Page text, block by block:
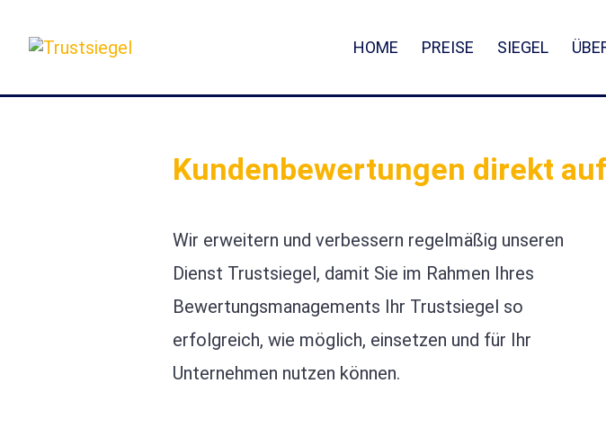
zum
Inhalt
HOME PREISE SIEGEL
Kundenbewertungen direkt
Wir erweitern und verbessern regelmäßig unseren
Dienst Trustsiegel, damit Sie im Rahmen Ihres
Bewertungsmanagements Ihr Trustsiegel so
erfolgreich, wie möglich, einsetzen und für Ihr
Unternehmen nutzen können.